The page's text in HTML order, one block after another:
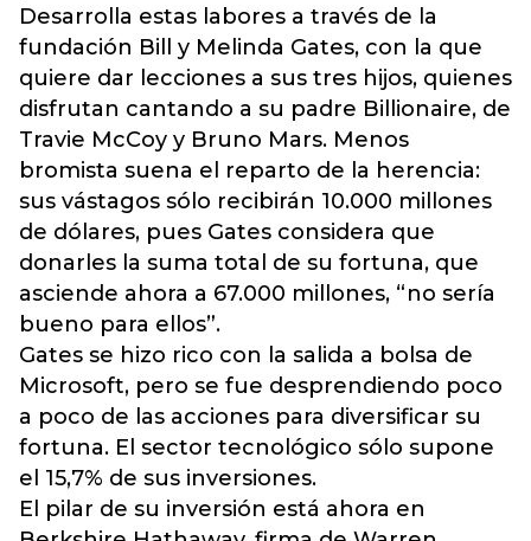
Desarrolla estas labores a través de la
fundación Bill y Melinda Gates, con la que
quiere dar lecciones a sus tres hijos, quienes
disfrutan cantando a su padre Billionaire, de
Travie McCoy y Bruno Mars. Menos
bromista suena el reparto de la herencia:
sus vástagos sólo recibirán 10.000 millones
de dólares, pues Gates considera que
donarles la suma total de su fortuna, que
asciende ahora a 67.000 millones, “no sería
bueno para ellos”.
Gates se hizo rico con la salida a bolsa de
Microsoft, pero se fue desprendiendo poco
a poco de las acciones para diversificar su
fortuna. El sector tecnológico sólo supone
el 15,7% de sus inversiones.
El pilar de su inversión está ahora en